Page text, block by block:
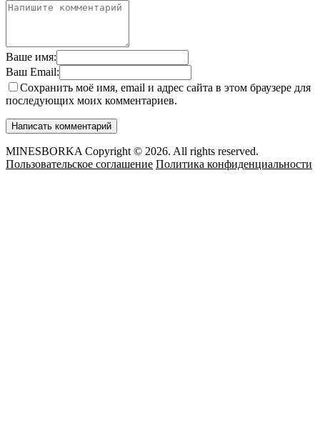
Ваше имя:
Ваш Email:
Сохранить моё имя, email и адрес сайта в этом браузере для
последующих моих комментариев.
MINESBORKA Copyright © 2026. All rights reserved.
Пользовательское соглашение Политика конфиденциальности